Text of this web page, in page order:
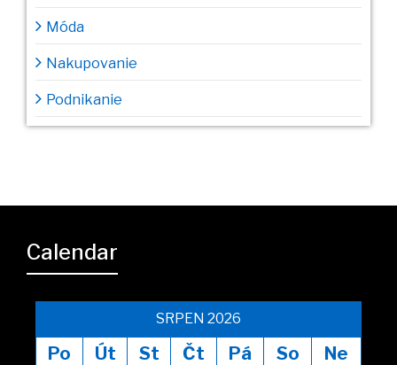
Móda
Nakupovanie
Podnikanie
Calendar
SRPEN 2026
Po Út St Čt Pá So Ne